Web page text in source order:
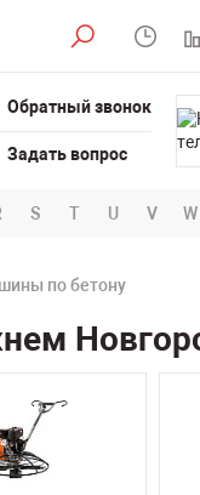
Обратный звонок
Задать вопрос
S T U V W
по бетону